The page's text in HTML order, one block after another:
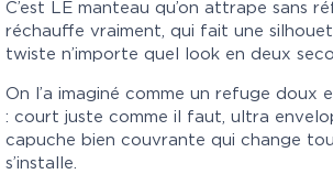
C’est LE manteau qu’on attrape sans
réchauffe vraiment, qui fait une
twiste n’importe quel look en deux
On l’a imaginé comme un refuge doux
: court juste comme il faut, ultra
capuche bien couvrante qui change
s’installe.